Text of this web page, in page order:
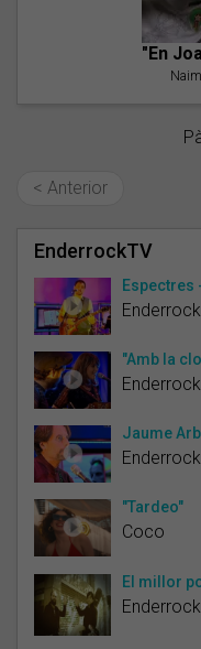
"En
< Anterior
EnderrockTV
Espectres
"Amb la
Jaume
"Tardeo"
Coco
El millor